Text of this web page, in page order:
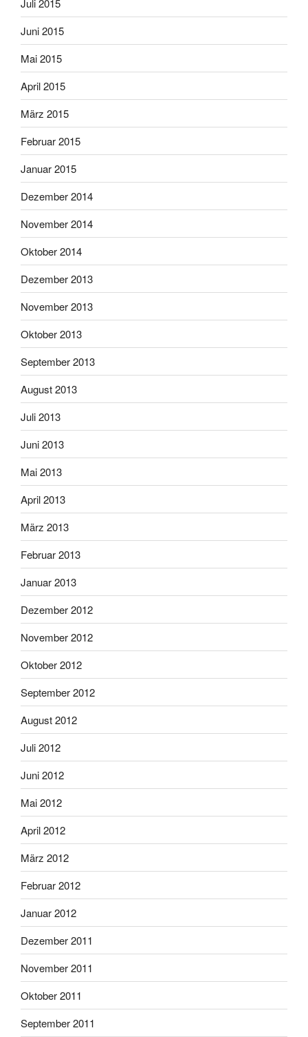
Juni 2015
Mai 2015
April 2015
März 2015
Februar 2015
Januar 2015
Dezember 2014
November 2014
Oktober 2014
Dezember 2013
November 2013
Oktober 2013
September 2013
August 2013
Juli 2013
Juni 2013
Mai 2013
April 2013
März 2013
Februar 2013
Januar 2013
Dezember 2012
November 2012
Oktober 2012
September 2012
August 2012
Juli 2012
Juni 2012
Mai 2012
April 2012
März 2012
Februar 2012
Januar 2012
Dezember 2011
November 2011
Oktober 2011
September 2011